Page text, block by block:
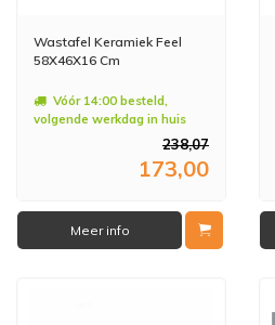
Wastafel Keramiek Feel
58X46X16 Cm
Vóór 14:00 besteld,
volgende werkdag in huis
238,07
173,00
Meer info